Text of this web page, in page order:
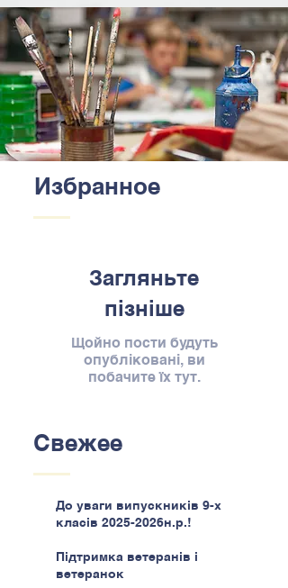
Избранное
Загляньте
пізніше
Щойно пости будуть
опубліковані, ви
побачите їх тут.
Свежее
До уваги випускників 9-х
класів 2025-2026н.р.!
Підтримка ветеранів і
ветеранок